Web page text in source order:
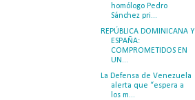
homólogo Pedro
Sánchez pri...
REPÚBLICA DOMINICANA Y
ESPAÑA:
COMPROMETIDOS EN
UN...
La Defensa de Venezuela
alerta que “espera a
los m...